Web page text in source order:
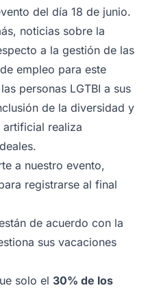
del día 18 de junio.
noticias sobre la
a la gestión de las
empleo para este
personas LGTBI a sus
de la diversidad y
realiza
a nuestro evento,
registrarse al final
de acuerdo con la
sus vacaciones
solo el 30% de los